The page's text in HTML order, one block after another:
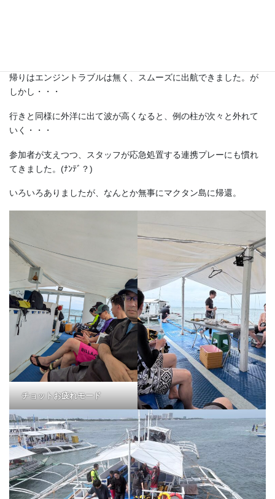
帰りはエンジントラブルは無く、スムーズに出航できました。が
しかし・・・
行きと同様に外洋に出て波が高くなると、例の柱が次々と外れて
いく・・・
参加者が支えつつ、スタッフが応急処置する連携プレーにも慣れ
てきました。(ﾅﾝﾃﾞ？)
いろいろありましたが、なんとか無事にマクタン島に帰還。
チョットお疲れモード